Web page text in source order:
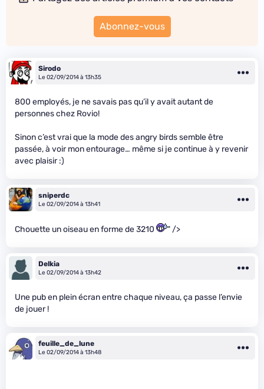
Abonnez-vous
Sirodo
Le 02/09/2014 à 13h35
800 employés, je ne savais pas qu’il y avait autant de
personnes chez Rovio!
Sinon c’est vrai que la mode des angry birds semble être
passée, à voir mon entourage… même si je continue à y revenir
avec plaisir :)
sniperdc
Le 02/09/2014 à 13h41
Chouette un oiseau en forme de 3210 " />
Delkia
Le 02/09/2014 à 13h42
Une pub en plein écran entre chaque niveau, ça passe l’envie
de jouer !
feuille_de_lune
Le 02/09/2014 à 13h48